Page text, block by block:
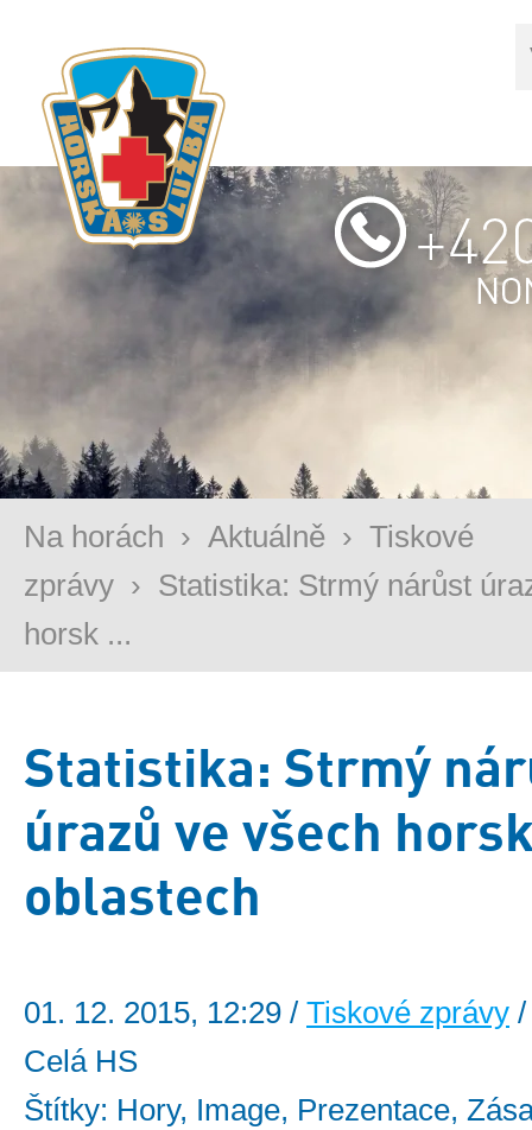
Na horách › Aktuálně › Tiskové
zprávy › Statistika: Strmý nárůst
horsk ...
Statistika: Strmý
úrazů ve všech
oblastech
01. 12. 2015, 12:29 / Tiskové zprávy
Celá HS
Štítky: Hory, Image, Prezentace,